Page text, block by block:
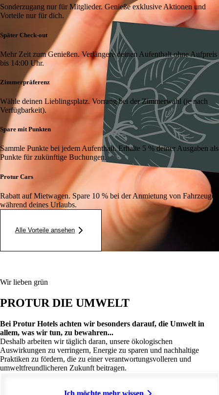
Sonderzugang nur für Mitglieder. Genieße exklusive Aktionen und
Vorteile nur für dich.
Später Check-out
Mehr Zeit zum Genießen. Verlängere deinen Aufenthalt ohne Aufpreis
bis 14:00 Uhr.
Zimmerpräferenz
Wähle deinen Lieblingsplatz. Vorrang bei der Zimmerwahl (je nach
Verfügbarkeit).
Spare mit Punkten
Sammle Punkte bei jedem Aufenthalt. Erhalte 5 % deiner Ausgaben als
Punkte für zukünftige Buchungen.
Protur Cars
Rabatt auf Mietwagen. Spare 10 % bei der Anmietung von Fahrzeugen
während deines Urlaubs.
Alle Vorteile ansehen
Wir lieben grün
PROTUR DIE UMWELT
Bei Protur Hotels achten wir besonders darauf, die Umwelt in
allem, was wir tun, zu bewahren...
Deshalb arbeiten wir täglich daran, unsere ökologischen
Auswirkungen zu verringern, Energie zu sparen und nachhaltige
Praktiken zu fördern, die zu einer verantwortungsvolleren und
umweltfreundlicheren Zukunft beitragen.
Ich möchte mehr wissen